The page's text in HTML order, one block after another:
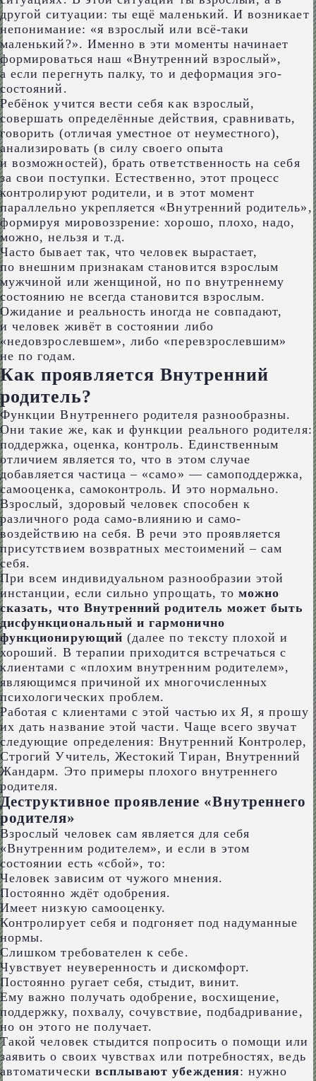
другой ситуации: ты ещё маленький. И возникает
непонимание: «я взрослый или всё-таки
маленький?». Именно в эти моменты начинает
формироваться наш «Внутренний взрослый»,
а если перегнуть палку, то и деформация эго-
состояний.
Ребёнок учится вести себя как взрослый,
совершать определённые действия, сравнивать,
говорить (отличая уместное от неуместного),
анализировать (в силу своего опыта
и возможностей), брать ответственность на себя
за свои поступки. Естественно, этот процесс
контролируют родители, и в этот момент
параллельно укрепляется «Внутренний родитель»,
формируя мировоззрение: хорошо, плохо, надо,
можно, нельзя и т.д.
Часто бывает так, что человек вырастает,
по внешним признакам становится взрослым
мужчиной или женщиной, но по внутреннему
состоянию не всегда становится взрослым.
Ожидание и реальность иногда не совпадают,
и человек живёт в состоянии либо
«недовзрослевшем», либо «перевзрослевшим»
не по годам.
Как проявляется Внутренний
родитель?
Функции Внутреннего родителя разнообразны.
Они такие же, как и функции реального родителя:
поддержка, оценка, контроль. Единственным
отличием является то, что в этом случае
добавляется частица – «само» — самоподдержка,
самооценка, самоконтроль. И это нормально.
Взрослый, здоровый человек способен к
различного рода само-влиянию и само-
воздействию на себя. В речи это проявляется
присутствием возвратных местоимений – сам
себя.
При всем индивидуальном разнообразии этой
инстанции, если сильно упрощать, то можно
сказать, что Внутренний родитель может быть
дисфункциональный и гармонично
функционирующий (далее по тексту плохой и
хороший. В терапии приходится встречаться с
клиентами с «плохим внутренним родителем»,
являющимся причиной их многочисленных
психологических проблем.
Работая с клиентами с этой частью их Я, я прошу
их дать название этой части. Чаще всего звучат
следующие определения: Внутренний Контролер,
Строгий Учитель, Жестокий Тиран, Внутренний
Жандарм. Это примеры плохого внутреннего
родителя.
Деструктивное проявление «Внутреннего
родителя»
Взрослый человек сам является для себя
«Внутренним родителем», и если в этом
состоянии есть «сбой», то:
Человек зависим от чужого мнения.
Постоянно ждёт одобрения.
Имеет низкую самооценку.
Контролирует себя и подгоняет под надуманные
нормы.
Слишком требователен к себе.
Чувствует неуверенность и дискомфорт.
Постоянно ругает себя, стыдит, винит.
Ему важно получать одобрение, восхищение,
поддержку, похвалу, сочувствие, подбадривание,
но он этого не получает.
Такой человек стыдится попросить о помощи или
заявить о своих чувствах или потребностях, ведь
автоматически всплывают убеждения: нужно